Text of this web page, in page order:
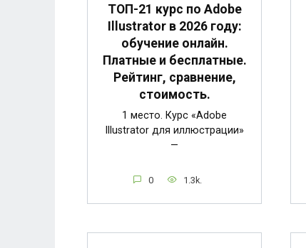
ТОП-21 курс по Adobe
Illustrator в 2026 году:
обучение онлайн.
Платные и бесплатные.
Рейтинг, сравнение,
стоимость.
1 место. Курс «Adobe
Illustrator для иллюстрации»
—
0 1.3k.